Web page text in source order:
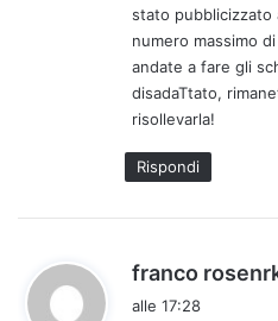
stato pubblicizzato
numero massimo
andate a fare gli
disadaTtato,
risollevarla!
Rispondi
franco
alle 17:28